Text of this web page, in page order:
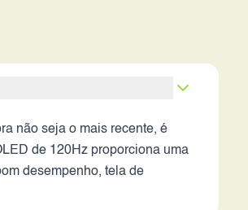
não seja o mais recente, é
de 120Hz proporciona uma
desempenho, tela de